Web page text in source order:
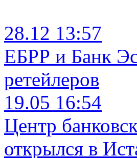
28.12 13:57
ЕБРР и Банк
ретейлеров
19.05 16:54
Центр
открылся в